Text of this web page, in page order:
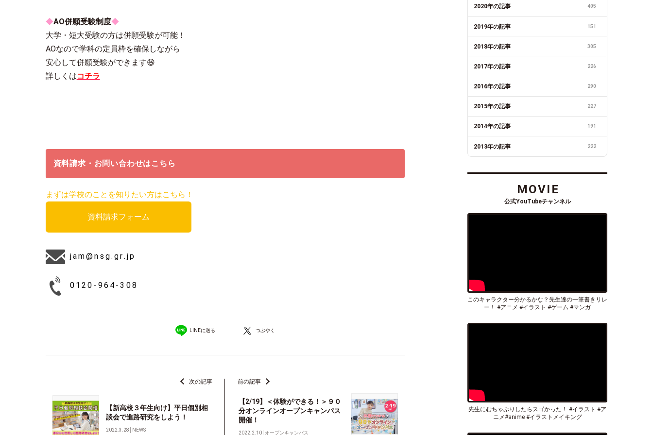
◆AO併願受験制度◆
大学・短大受験の方は併願受験が可能！
AOなので学科の定員枠を確保しながら
安心して併願受験ができます😆
詳しくはコチラ
資料請求・お問い合わせはこちら
まずは学校のことを知りたい方はこちら！
資料請求フォーム
jam@nsg.gr.jp
0120-964-308
LINEに送る つぶやく
次の記事
【新高校３年生向け】平日個別相
談会で進路研究をしよう！
2022.3.28 NEWS
前の記事
【2/19】＜体験ができる！＞９０
分オンラインオープンキャンパス
開催！
2022.2.10 オープンキャンパス
2020年の記事 405
2019年の記事 151
2018年の記事 305
2017年の記事 226
2016年の記事 290
2015年の記事 227
2014年の記事 191
2013年の記事 222
MOVIE
公式YouTubeチャンネル
このキャラクター分かるかな？先生達の一筆書きリレ
ー！ #アニメ #イラスト #ゲーム #マンガ
先生にむちゃぶりしたらスゴかった！ #イラスト #ア
ニメ#anime #イラストメイキング